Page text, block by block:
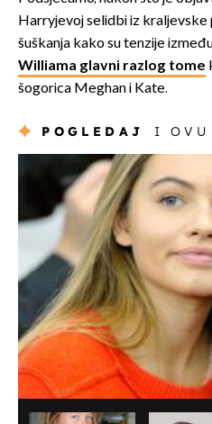
Harryjevoj selidbi iz kraljevske
šuškanja kako su tenzije
Williama glavni razlog tome
šogorica Meghan i Kate.
POGLEDAJ I OVU